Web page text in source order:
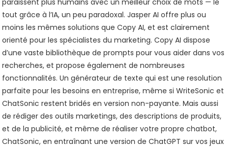
paraissent plus humains avec un meilleur choix de mots — le
tout grâce à l’IA, un peu paradoxal. Jasper AI offre plus ou
moins les mêmes solutions que Copy AI, et est clairement
orienté pour les spécialistes du marketing. Copy AI dispose
d’une vaste bibliothèque de prompts pour vous aider dans vos
recherches, et propose également de nombreuses
fonctionnalités. Un générateur de texte qui est une resolution
parfaite pour les besoins en entreprise, même si WriteSonic et
ChatSonic restent bridés en version non-payante. Mais aussi
de rédiger des outils marketings, des descriptions de produits,
et de la publicité, et même de réaliser votre propre chatbot,
ChatSonic, en entraînant une version de ChatGPT sur vos jeux